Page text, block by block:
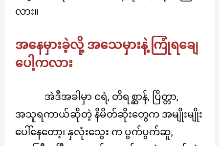
လား။
အနေမှားခဲ့လို့ အသေမှားနဲ့ ကြုံရချေ
ပေါ့ကလား
အဲဒီအခါမှာ ငရဲ, တိရစ္ဆာန်, ပြိတ္တာ,
အသူရကာယ်ဆိုတဲ့ နိမိတ်ဆိုးတွေက အမျိုးမျိုး
ပေါ်နေတော့၊ နှလုံးသွေး က ပွက်ပွက်ဆူ,